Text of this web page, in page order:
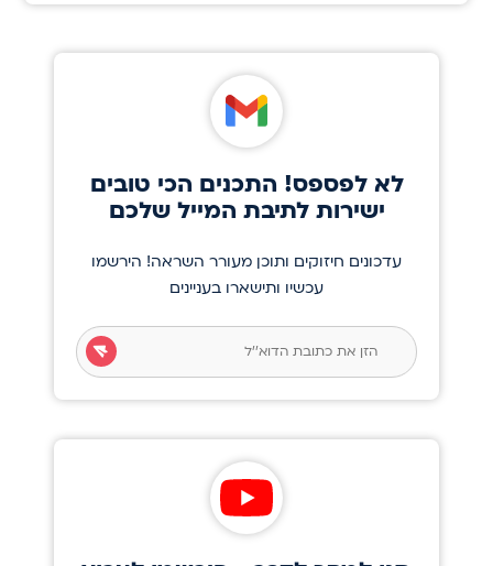
לא לפספס! התכנים הכי טובים
ישירות לתיבת המייל שלכם
עדכונים חיזוקים ותוכן מעורר השראה! הירשמו
עכשיו ותישארו בעניינים